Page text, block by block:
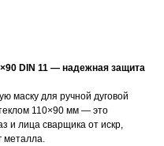
DIN 11 — надежная защита
маску для ручной дуговой
110×90 мм — это
и лица сварщика от искр,
металла.